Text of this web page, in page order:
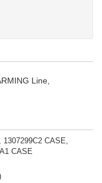
Line,
1307299C2 CASE,
CASE